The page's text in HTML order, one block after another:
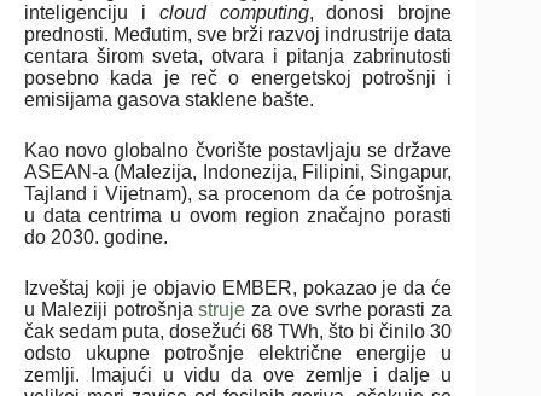
inteligenciju i cloud computing, donosi brojne
prednosti. Međutim, sve brži razvoj indrustrije data
centara širom sveta, otvara i pitanja zabrinutosti
posebno kada je reč o energetskoj potrošnji i
emisijama gasova staklene bašte.
Kao novo globalno čvorište postavljaju se države
ASEAN-a (Malezija, Indonezija, Filipini, Singapur,
Tajland i Vijetnam), sa procenom da će potrošnja
u data centrima u ovom region značajno porasti
do 2030. godine.
Izveštaj koji je objavio EMBER, pokazao je da će
u Maleziji potrošnjastruje za ove svrhe porasti za
čak sedam puta, dosežući 68 TWh, što bi činilo 30
odsto ukupne potrošnje električne energije u
zemlji. Imajući u vidu da ove zemlje i dalje u